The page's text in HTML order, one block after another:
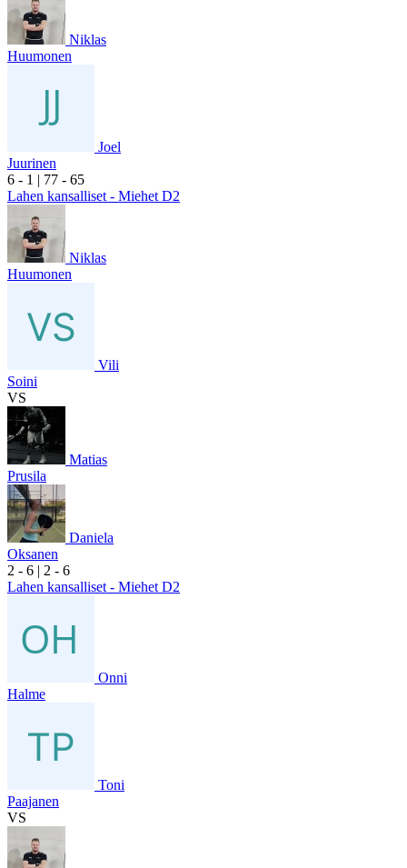
Niklas
Huumonen
Joel
Juurinen
6 - 1 | 77 - 65
Lahen kansalliset - Miehet D2
Niklas
Huumonen
Vili
Soini
VS
Matias
Prusila
Daniela
Oksanen
2 - 6 | 2 - 6
Lahen kansalliset - Miehet D2
Onni
Halme
Toni
Paajanen
VS